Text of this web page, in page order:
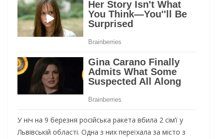
У ніч на 9 березня російська ракета вбила 2 сім’ї у
Львівській області. Одна з них переїхала за місто з